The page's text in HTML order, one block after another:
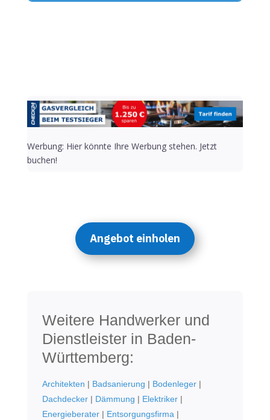
Werbung: Hier könnte Ihre Werbung stehen. Jetzt
buchen!
Angebot einholen
Weitere Handwerker und
Dienstleister in Baden-
Württemberg:
Architekten | Badsanierung | Bodenleger|
Dachdecker| Dämmung | Elektriker|
Energieberater| Entsorgungsfirma|